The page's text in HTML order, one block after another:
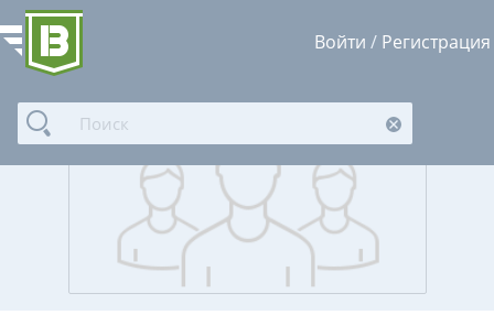
Войти / Регистрация